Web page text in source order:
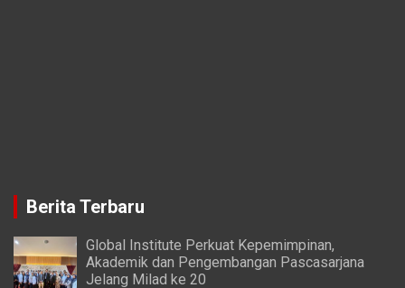
Serang Barat
6 Agustus 2026 Redaksi Perisai